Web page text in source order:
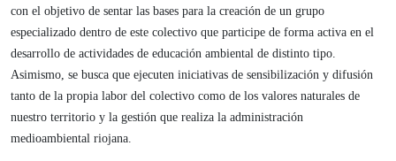
con el objetivo de sentar las bases para la creación de un grupo
especializado dentro de este colectivo que participe de forma activa en el
desarrollo de actividades de educación ambiental de distinto tipo.
Asimismo, se busca que ejecuten iniciativas de sensibilización y difusión
tanto de la propia labor del colectivo como de los valores naturales de
nuestro territorio y la gestión que realiza la administración
medioambiental riojana.